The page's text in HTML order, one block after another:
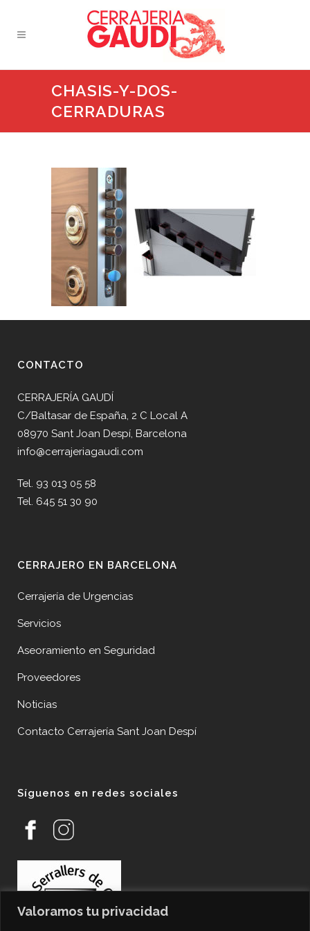
Valoramos tu privacidad
CHASIS-Y-DOS-
CERRADURAS
CONTACTO
CERRAJERÍA GAUDÍ
C/Baltasar de España, 2 C Local A
08970 Sant Joan Despí, Barcelona
info@cerrajeriagaudi.com
Tel. 93 013 05 58
Tel. 645 51 30 90
CERRAJERO EN BARCELONA
Cerrajería de Urgencias
Servicios
Aseoramiento en Seguridad
Proveedores
Noticias
Contacto Cerrajería Sant Joan Despí
Síguenos en redes sociales